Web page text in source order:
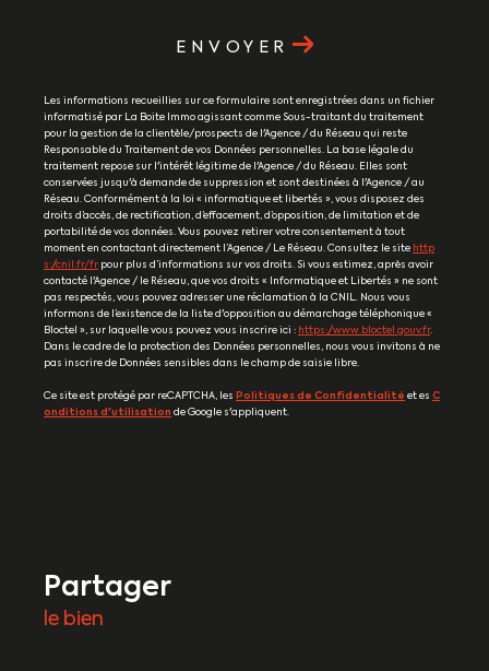
ENVOYER
Les informations recueillies sur ce formulaire sont enregistrées dans un fichier
informatisé par La Boite Immo agissant comme Sous-traitant du traitement
pour la gestion de la clientèle/prospects de l'Agence / du Réseau qui reste
Responsable du Traitement de vos Données personnelles. La base légale du
traitement repose sur l'intérêt légitime de l'Agence / du Réseau. Elles sont
conservées jusqu'à demande de suppression et sont destinées à l'Agence / au
Réseau. Conformément à la loi « informatique et libertés », vous disposez des
droits d’accès, de rectification, d’effacement, d’opposition, de limitation et de
portabilité de vos données. Vous pouvez retirer votre consentement à tout
moment en contactant directement l’Agence / Le Réseau. Consultez le site http
s://cnil.fr/fr pour plus d’informations sur vos droits. Si vous estimez, après avoir
contacté l'Agence / le Réseau, que vos droits « Informatique et Libertés » ne sont
pas respectés, vous pouvez adresser une réclamation à la CNIL. Nous vous
informons de l’existence de la liste d'opposition au démarchage téléphonique «
Bloctel », sur laquelle vous pouvez vous inscrire ici : https://www.bloctel.gouv.fr.
Dans le cadre de la protection des Données personnelles, nous vous invitons à ne
pas inscrire de Données sensibles dans le champ de saisie libre.
Ce site est protégé par reCAPTCHA, les Politiques de Confidentialité et es C
onditions d'utilisation de Google s'appliquent.
partager
le bien